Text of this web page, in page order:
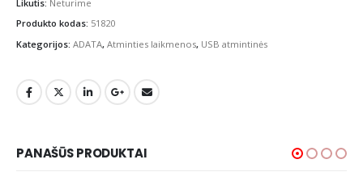
Likutis: Neturime
Produkto kodas: 51820
Kategorijos: ADATA, Atminties laikmenos, USB atmintinės
PANAŠŪS PRODUKTAI